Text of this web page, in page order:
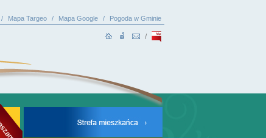
/ Mapa Targeo / Mapa Google / Pogoda w Gminie
/